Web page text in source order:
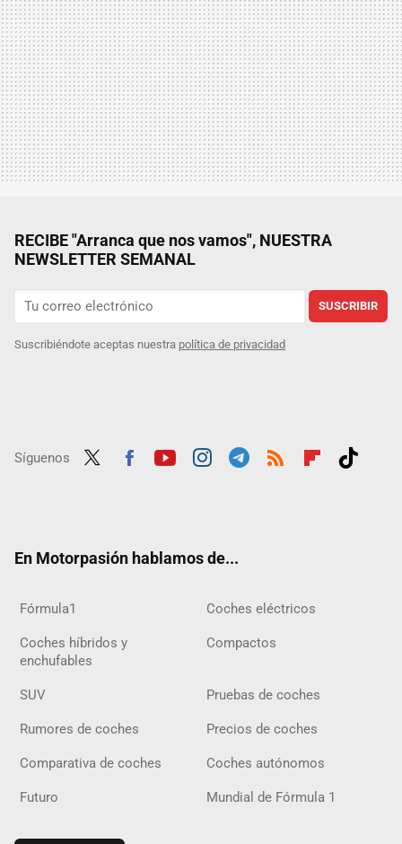
RECIBE "Arranca que nos vamos", NUESTRA
NEWSLETTER SEMANAL
SUSCRIBIR
Suscribiéndote aceptas nuestra política de privacidad
Síguenos
En Motorpasión hablamos de...
Fórmula1 Coches eléctricos
Coches híbridos y
enchufables
Compactos
SUV Pruebas de coches
Rumores de coches Precios de coches
Comparativa de coches Coches autónomos
Futuro Mundial de Fórmula 1